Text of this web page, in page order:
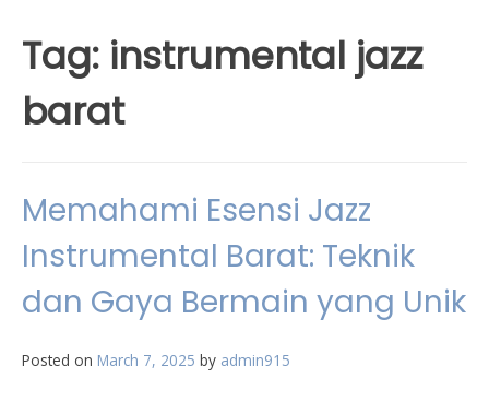
Tag: instrumental jazz
barat
Memahami Esensi Jazz
Instrumental Barat: Teknik
dan Gaya Bermain yang Unik
Posted on March 7, 2025 by admin915